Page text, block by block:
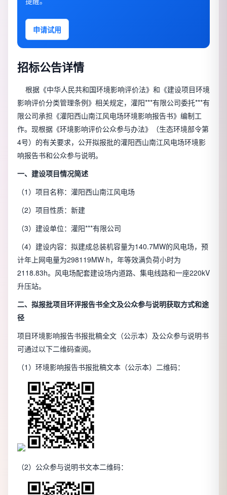
申请试用
招标公告详情
根据《中华人民共和国环境影响评价法》和《建设项目环境
影响评价分类管理条例》相关规定，灌阳***有限公司委托***有
限公司承担《灌阳西山南江风电场环境影响报告书》编制工
作。现根据《环境影响评价公众参与办法》（生态环境部令第
4号）的有关要求，公开拟报批的灌阳西山南江风电场环境影
响报告书和公众参与说明。
一、建设项目情况简述
（1）项目名称：灌阳西山南江风电场
（2）项目性质：新建
（3）建设单位：灌阳***有限公司
（4）建设内容：拟建成总装机容量为140.7MW的风电场，预
计年上网电量为298119MW·h，年等效满负荷小时为
2118.83h。风电场配套建设场内道路、集电线路和一座220kV
升压站。
二、拟报批项目环评报告书全文及公众参与说明获取方式和途
径
项目环境影响报告书报批稿全文（公示本）及公众参与说明书
可通过以下二维码查阅。
（1）环境影响报告书报批稿文本（公示本）二维码：
（2）公众参与说明书文本二维码：